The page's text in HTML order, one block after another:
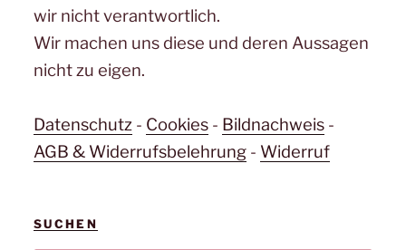
wir nicht verantwortlich.
Wir machen uns diese und deren Aussagen
nicht zu eigen.
Datenschutz- Cookies- Bildnachweis-
AGB & Widerrufsbelehrung- Widerruf
SUCHEN